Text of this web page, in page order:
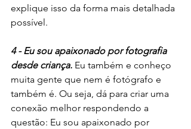
explique isso da forma mais detalhada
possível.
4 - Eu sou apaixonado por fotografia
desde criança. Eu também e conheço
muita gente que nem é fotógrafo e
também é. Ou seja, dá para criar uma
conexão melhor respondendo a
questão: Eu sou apaixonado por